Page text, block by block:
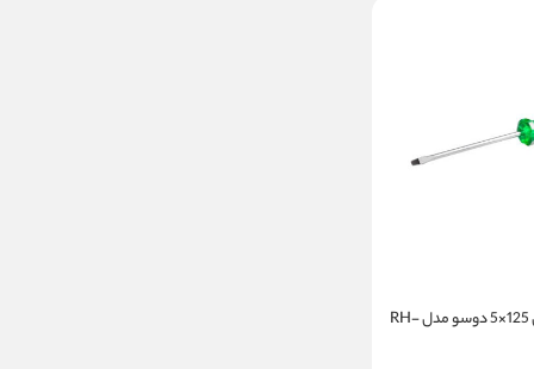
پیچ گوشتی تکی 125×5 دوسو مدل RH-